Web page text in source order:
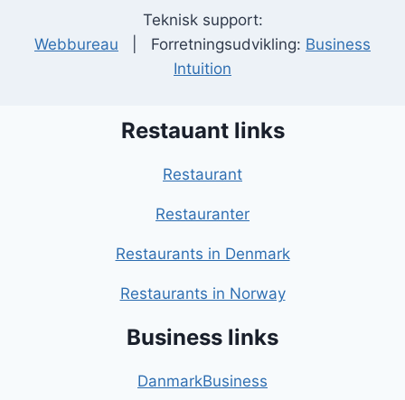
Teknisk support:
Webbureau | Forretningsudvikling: Business
Intuition
Restauant links
Restaurant
Restauranter
Restaurants in Denmark
Restaurants in Norway
Business links
DanmarkBusiness